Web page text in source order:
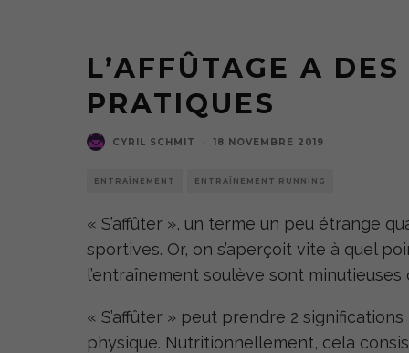
L’AFFÛTAGE A
PRATIQUES
CYRIL SCHMIT · 18 NOVEMBRE 2019
ENTRAÎNEMENT ENTRAÎNEMENT RUNNING
« S’affûter », un terme un peu étrange
sportives. Or, on s’aperçoit vite à quel
l’entraînement soulève sont minutieuses
« S’affûter » peut prendre 2
physique. Nutritionnellement, cela